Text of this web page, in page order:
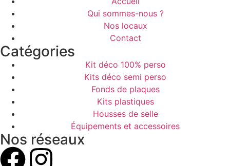
Qui sommes-nous ?
Nos locaux
Contact
Catégories
Kit déco 100% perso
Kits déco semi perso
Fonds de plaques
Kits plastiques
Housses de selle
Équipements et accessoires
Nos réseaux